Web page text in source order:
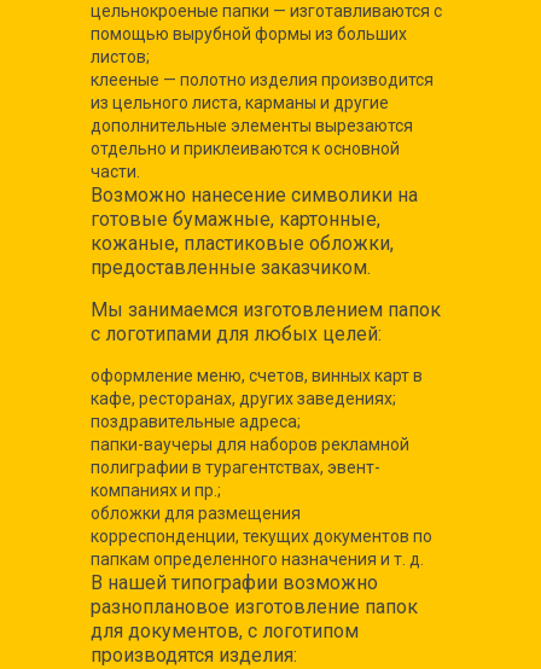
цельнокроеные папки — изготавливаются с
помощью вырубной формы из больших
листов;
клееные — полотно изделия производится
из цельного листа, карманы и другие
дополнительные элементы вырезаются
отдельно и приклеиваются к основной
части.
Возможно нанесение символики на
готовые бумажные, картонные,
кожаные, пластиковые обложки,
предоставленные заказчиком.
Мы занимаемся изготовлением папок
с логотипами для любых целей:
оформление меню, счетов, винных карт в
кафе, ресторанах, других заведениях;
поздравительные адреса;
папки-ваучеры для наборов рекламной
полиграфии в турагентствах, эвент-
компаниях и пр.;
обложки для размещения
корреспонденции, текущих документов по
папкам определенного назначения и т. д.
В нашей типографии возможно
разноплановое изготовление папок
для документов, с логотипом
производятся изделия: